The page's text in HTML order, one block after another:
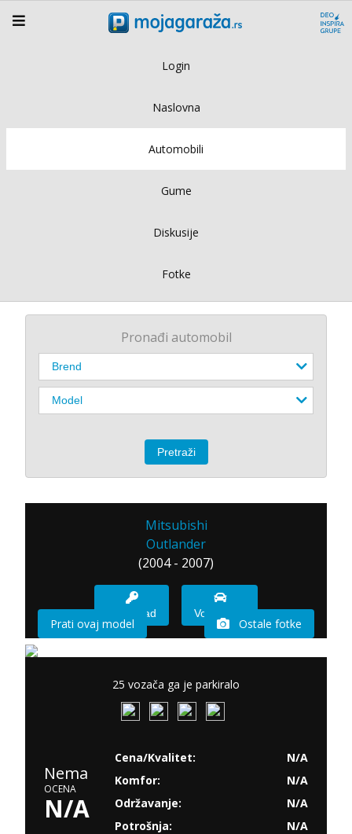
Login
Naslovna
Automobili
Gume
Diskusije
Fotke
Pronađi automobil
Mitsubishi
Outlander
(2004 - 2007)
Imam sad Vozio sam
Prati ovaj model Ostale fotke
25 vozača ga je parkiralo
Nema
OCENA
N/A
Cena/Kvalitet:
N/A
Komfor:
N/A
Održavanje:
N/A
Potrošnja:
N/A